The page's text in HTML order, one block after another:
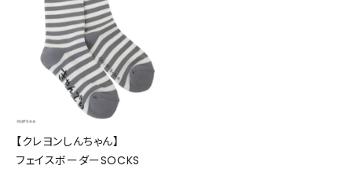
【クレヨンしんちゃん】
フェイスボーダーSOCKS